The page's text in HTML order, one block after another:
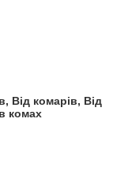
Від комарів, Від
комах